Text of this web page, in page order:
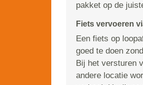
pakket op de
Fiets vervoeren
Een fiets op
goed te doen
Bij het versturen
andere locatie